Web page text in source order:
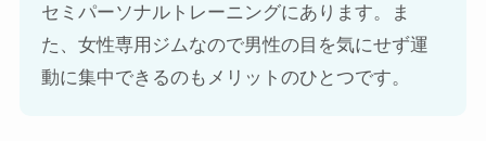
セミパーソナルトレーニングにあります。ま
た、女性専用ジムなので男性の目を気にせず運
動に集中できるのもメリットのひとつです。